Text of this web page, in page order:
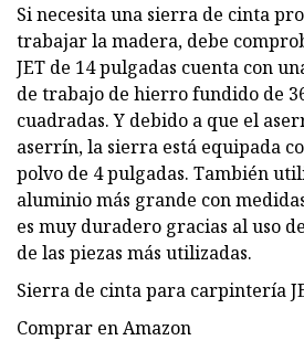
Si necesita una sierra de cinta
trabajar la madera, debe
JET de 14 pulgadas cuenta con
de trabajo de hierro fundido de
cuadradas. Y debido a que el
aserrín, la sierra está equipada
polvo de 4 pulgadas. También
aluminio más grande con
es muy duradero gracias al uso
de las piezas más utilizadas.
Sierra de cinta para carpintería
Comprar en Amazon